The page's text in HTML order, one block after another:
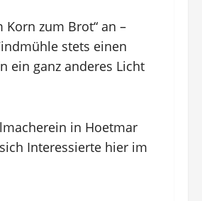
zum Brot“ an –
stets einen
ein ganz anderes Licht
in Hoetmar
Interessierte hier im